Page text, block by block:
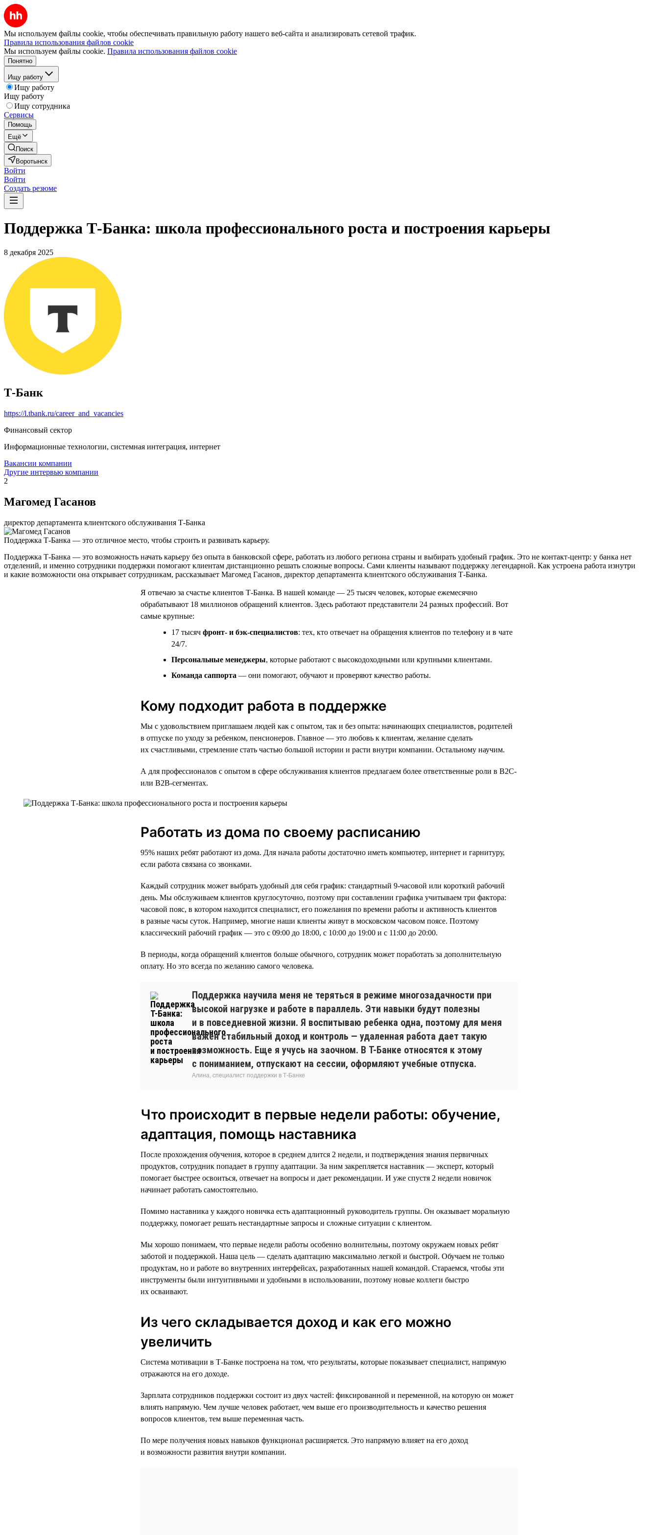
Мы используем файлы cookie, чтобы обеспечивать правильную работу нашего веб-сайта и анализировать сетевой трафик.
Правила использования файлов cookie
Мы используем файлы cookie. Правила использования файлов cookie
Понятно
Ищу работу
Ищу работу
Ищу работу
Ищу сотрудника
Сервисы
Помощь
Ещё
Поиск
Воротынск
Войти
Войти
Создать резюме
Поддержка Т-Банка: школа профессионального роста и построения карьеры
8 декабря 2025
Т-Банк
https://l.tbank.ru/career_and_vacancies
Финансовый сектор
Информационные технологии, системная интеграция, интернет
Вакансии компании
Другие интервью компании
2
Магомед Гасанов
директор департамента клиентского обслуживания Т-Банка
Поддержка Т-Банка — это отличное место, чтобы строить и развивать карьеру.
Поддержка Т-Банка — это возможность начать карьеру без опыта в банковской сфере, работать из любого региона страны и выбирать удобный график. Это не контакт-центр: у банка нет
отделений, и именно сотрудники поддержки помогают клиентам дистанционно решать сложные вопросы. Сами клиенты называют поддержку легендарной. Как устроена работа изнутри
и какие возможности она открывает сотрудникам, рассказывает Магомед Гасанов, директор департамента клиентского обслуживания Т-Банка.
Я отвечаю за счастье клиентов Т-Банка. В нашей команде — 25 тысяч человек, которые ежемесячно
обрабатывают 18 миллионов обращений клиентов. Здесь работают представители 24 разных профессий. Вот
самые крупные:
17 тысяч фронт- и бэк-специалистов: тех, кто отвечает на обращения клиентов по телефону и в чате
24/7.
Персональные менеджеры, которые работают с высокодоходными или крупными клиентами.
Команда саппорта — они помогают, обучают и проверяют качество работы.
Кому подходит работа в поддержке
Мы с удовольствием приглашаем людей как с опытом, так и без опыта: начинающих специалистов, родителей
в отпуске по уходу за ребенком, пенсионеров. Главное — это любовь к клиентам, желание сделать
их счастливыми, стремление стать частью большой истории и расти внутри компании. Остальному научим.
А для профессионалов с опытом в сфере обслуживания клиентов предлагаем более ответственные роли в B2C-
или B2B-сегментах.
Работать из дома по своему расписанию
95% наших ребят работают из дома. Для начала работы достаточно иметь компьютер, интернет и гарнитуру,
если работа связана со звонками.
Каждый сотрудник может выбрать удобный для себя график: стандартный 9-часовой или короткий рабочий
день. Мы обслуживаем клиентов круглосуточно, поэтому при составлении графика учитываем три фактора:
часовой пояс, в котором находится специалист, его пожелания по времени работы и активность клиентов
в разные часы суток. Например, многие наши клиенты живут в московском часовом поясе. Поэтому
классический рабочий график — это с 09:00 до 18:00, с 10:00 до 19:00 и с 11:00 до 20:00.
В периоды, когда обращений клиентов больше обычного, сотрудник может поработать за дополнительную
оплату. Но это всегда по желанию самого человека.
Поддержка научила меня не теряться в режиме многозадачности при
высокой нагрузке и работе в параллель. Эти навыки будут полезны
и в повседневной жизни. Я воспитываю ребенка одна, поэтому для меня
важен стабильный доход и контроль — удаленная работа дает такую
возможность. Еще я учусь на заочном. В Т-Банке относятся к этому
с пониманием, отпускают на сессии, оформляют учебные отпуска.
Алина, специалист поддержки в Т-Банке
Что происходит в первые недели работы: обучение,
адаптация, помощь наставника
После прохождения обучения, которое в среднем длится 2 недели, и подтверждения знания первичных
продуктов, сотрудник попадает в группу адаптации. За ним закрепляется наставник — эксперт, который
помогает быстрее освоиться, отвечает на вопросы и дает рекомендации. И уже спустя 2 недели новичок
начинает работать самостоятельно.
Помимо наставника у каждого новичка есть адаптационный руководитель группы. Он оказывает моральную
поддержку, помогает решать нестандартные запросы и сложные ситуации с клиентом.
Мы хорошо понимаем, что первые недели работы особенно волнительны, поэтому окружаем новых ребят
заботой и поддержкой. Наша цель — сделать адаптацию максимально легкой и быстрой. Обучаем не только
продуктам, но и работе во внутренних интерфейсах, разработанных нашей командой. Стараемся, чтобы эти
инструменты были интуитивными и удобными в использовании, поэтому новые коллеги быстро
их осваивают.
Из чего складывается доход и как его можно
увеличить
Система мотивации в Т-Банке построена на том, что результаты, которые показывает специалист, напрямую
отражаются на его доходе.
Зарплата сотрудников поддержки состоит из двух частей: фиксированной и переменной, на которую он может
влиять напрямую. Чем лучше человек работает, чем выше его производительность и качество решения
вопросов клиентов, тем выше переменная часть.
По мере получения новых навыков функционал расширяется. Это напрямую влияет на его доход
и возможности развития внутри компании.